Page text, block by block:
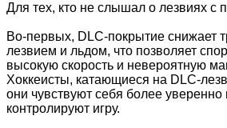
Для тех, кто не слышал о лезвиях с
Во-первых, DLC-покрытие снижает
лезвием и льдом, что позволяет
высокую скорость и невероятную
Хоккеисты, катающиеся на DLC-
они чувствуют себя более
контролируют игру.